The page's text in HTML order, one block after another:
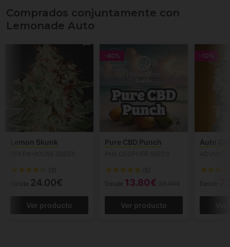
Comprados conjuntamente con
Lemonade Auto
Lemon Skunk
(3)
Desde 24.00€
Ver producto
-40%
Pure CBD Punch
(5)
Desde 13.80€
Ver producto
-10%
Auto
Desde